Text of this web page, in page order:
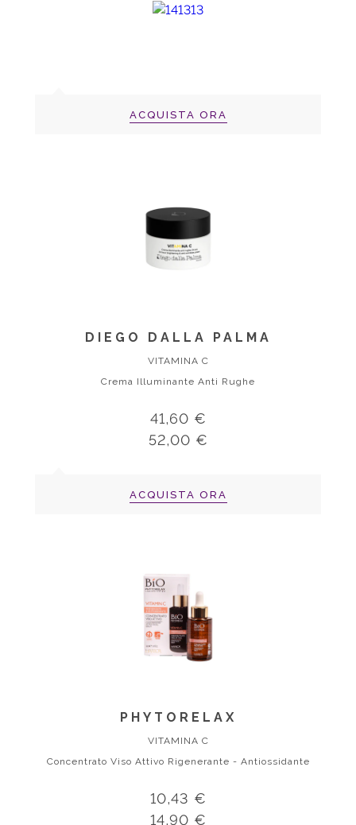
ACQUISTA ORA
DIEGO DALLA PALMA
VITAMINA C
Crema Illuminante Anti Rughe
41,60 €
52,00 €
ACQUISTA ORA
PHYTORELAX
VITAMINA C
Concentrato Viso Attivo Rigenerante - Antiossidante
10,43 €
14,90 €